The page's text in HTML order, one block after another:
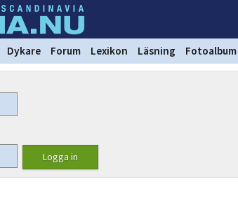
Dykare Forum Lexikon Läsning Fotoalbum